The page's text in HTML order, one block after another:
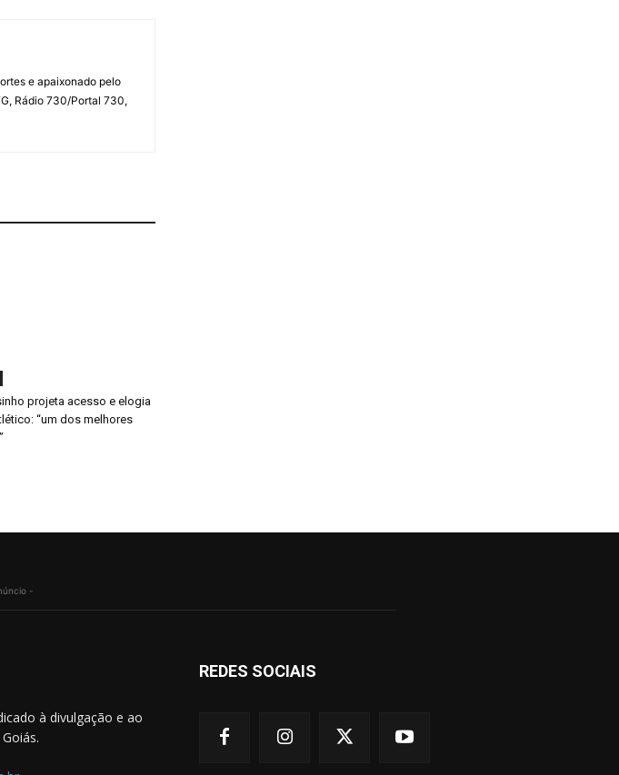
e apaixonado pelo
Rádio 730/Portal 730,
projeta acesso e elogia
“um dos melhores
-
à divulgação e ao
REDES SOCIAIS